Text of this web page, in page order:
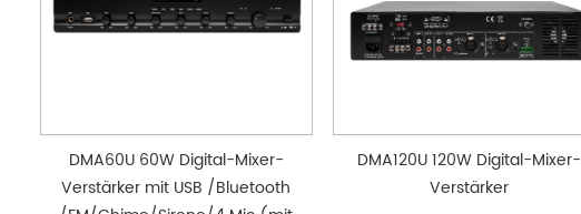
DMA60U 60W Digital-Mixer-
Verstärker mit USB /Bluetooth
DMA120U 120W Digital-Mixer-
Verstärker